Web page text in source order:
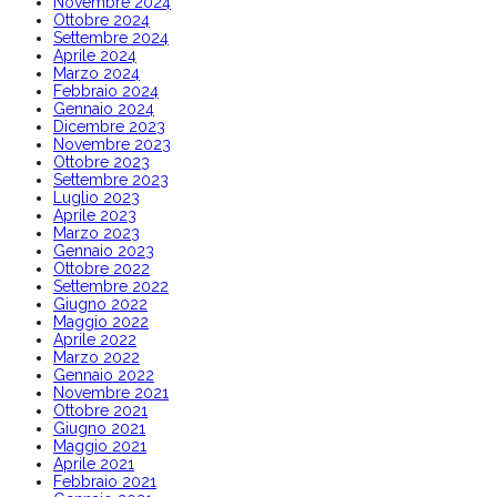
Ottobre 2024
Settembre 2024
Aprile 2024
Marzo 2024
Febbraio 2024
Gennaio 2024
Dicembre 2023
Novembre 2023
Ottobre 2023
Settembre 2023
Luglio 2023
Aprile 2023
Marzo 2023
Gennaio 2023
Ottobre 2022
Settembre 2022
Giugno 2022
Maggio 2022
Aprile 2022
Marzo 2022
Gennaio 2022
Novembre 2021
Ottobre 2021
Giugno 2021
Maggio 2021
Aprile 2021
Febbraio 2021